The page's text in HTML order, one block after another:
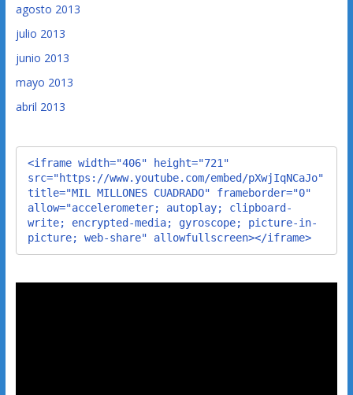
agosto 2013
julio 2013
junio 2013
mayo 2013
abril 2013
<iframe width="406" height="721"
src="https://www.youtube.com/embed/pXwjIqNCaJo"
title="MIL MILLONES CUADRADO" frameborder="0"
allow="accelerometer; autoplay; clipboard-
write; encrypted-media; gyroscope; picture-in-
picture; web-share" allowfullscreen></iframe>